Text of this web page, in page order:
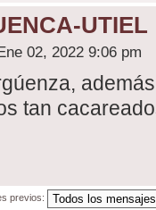
UTIEL
02, 2022 9:06 pm
tan
previos: